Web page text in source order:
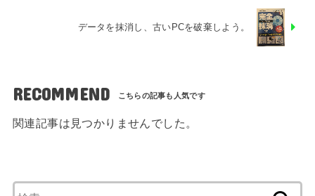
データを抹消し、古いPCを破棄しよう。
RECOMMEND
関連記事は見つかりませんでした。